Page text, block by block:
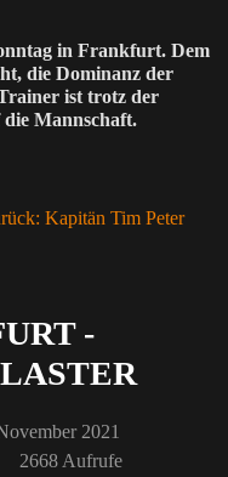
in Frankfurt. Dem
die Dominanz der
ist trotz der
Mannschaft.
Kapitän Tim Peter
-
2021
2668 Aufrufe